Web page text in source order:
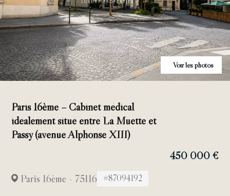
Voir les photos
Paris 16ème – Cabinet médical
idéalement situé entre La Muette et
Passy (avenue Alphonse XIII)
450 000 €
Paris 16ème - 75116 #87094192